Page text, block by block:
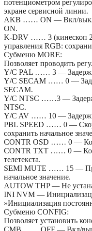
потенциометром
экране сервисной линии.
AKB …… ON — Вкл/выкл
ON.
K-DRV …… 3 (кинескоп
управления RGB:
Субменю MORE:
Позволяет проводить
Y/C PAL …… 3 —
Y/C SECAM …… 0 —
SECAM.
Y/C NTSC ……3 —
NTSC.
Y/C AV …… 10 —
PBL SPEED …… 0 —
сохранить начальное
CONTR OSD …… 0 —
CONTR TXT …… 0 —
телетекста.
SEMI MUTE …… 15 —
начальное значение.
AUTOW THP — Не
INI NVM —
»Инициализация
Субменю CONFIG:
Позволяет установить